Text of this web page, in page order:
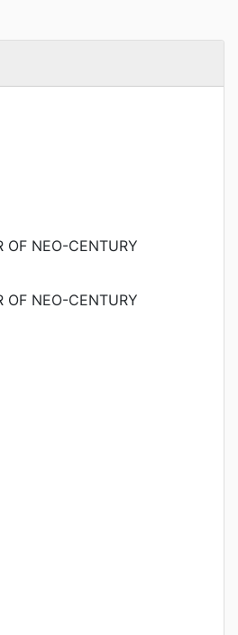
OF NEO-CENTURY
OF NEO-CENTURY